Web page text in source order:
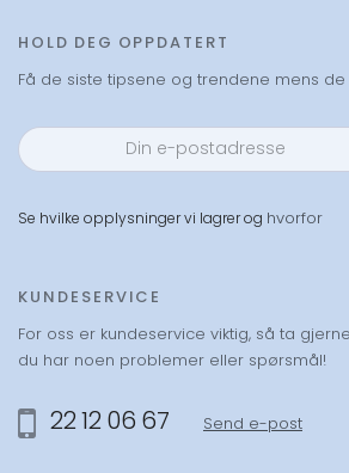
HOLD DEG OPPDATERT
Få de siste tipsene og trendene mens de
Se hvilke opplysninger vi lagrer og hvorfor
KUNDESERVICE
For oss er kundeservice viktig, så ta
du har noen problemer eller spørsmål!
22 12 06 67 Send e-post